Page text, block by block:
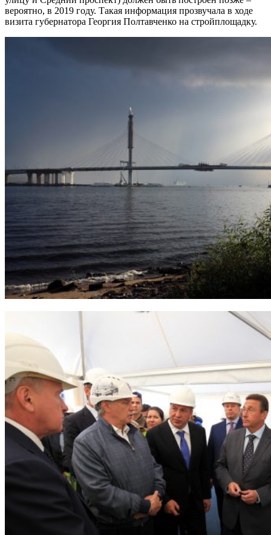
вероятно, в 2019 году. Такая информация прозвучала в ходе
визита губернатора Георгия Полтавченко на стройплощадку.